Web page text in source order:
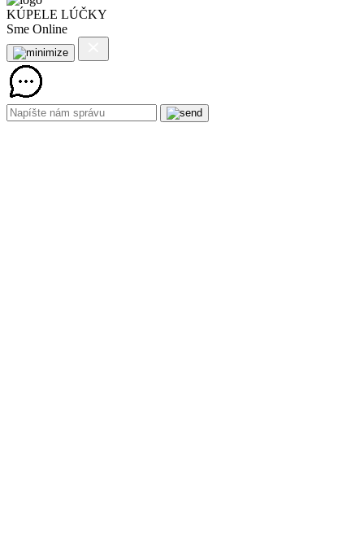
KÚPELE LÚČKY
Sme Online